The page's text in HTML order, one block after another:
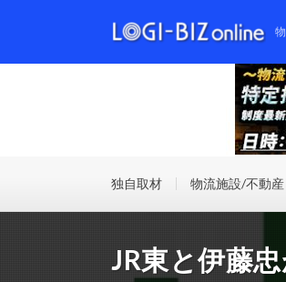
独自取材 物流施設/不動産
JR東と伊藤